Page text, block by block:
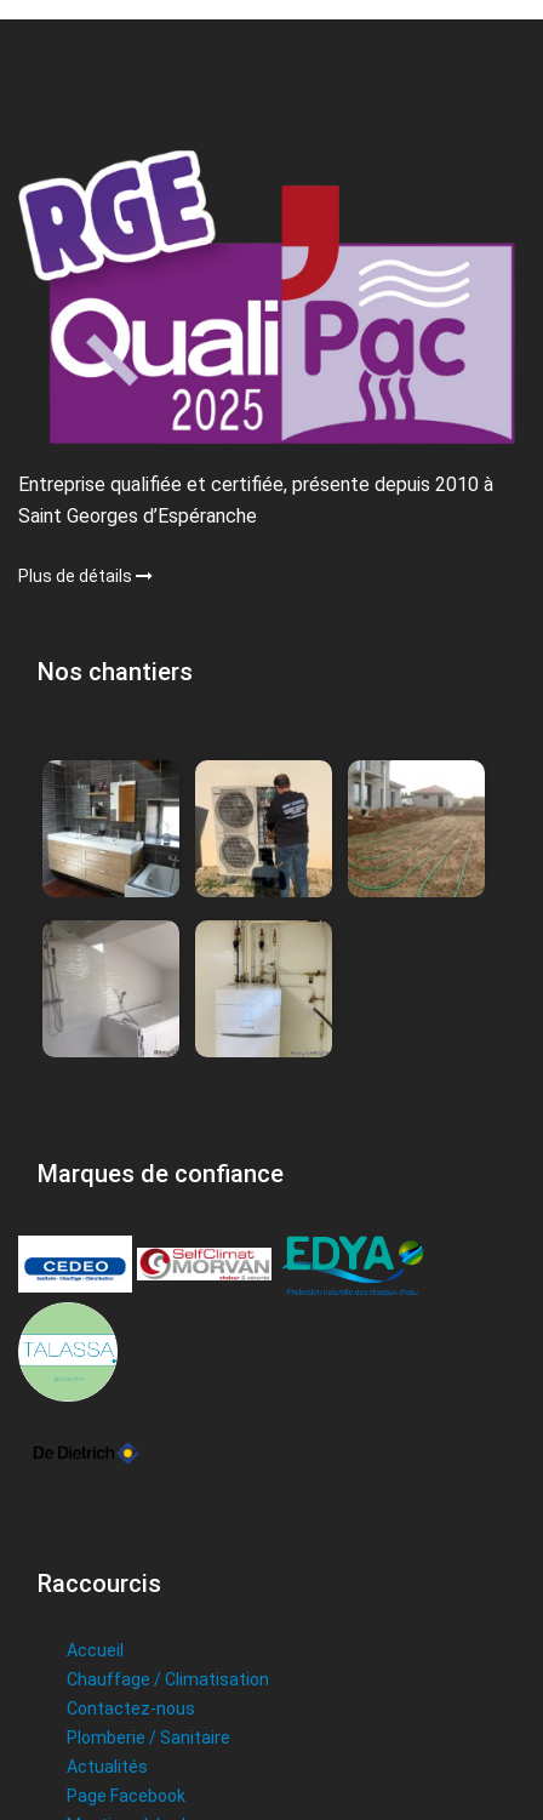
Entreprise qualifiée et certifiée, présente depuis 2010 à
Saint Georges d’Espéranche
Plus de détails
Nos chantiers
Marques de confiance
Raccourcis
Accueil
Chauffage / Climatisation
Contactez-nous
Plomberie / Sanitaire
Actualités
Page Facebook